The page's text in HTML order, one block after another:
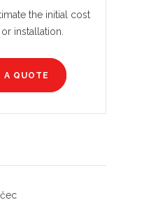
the initial cost
installation.
A QUOTE